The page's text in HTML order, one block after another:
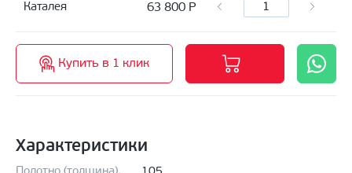
Каталея 63 800 Р
Купить в 1 клик
Характеристики